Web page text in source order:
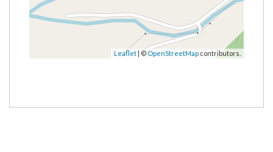
Leaflet| © OpenStreetMap contributors.